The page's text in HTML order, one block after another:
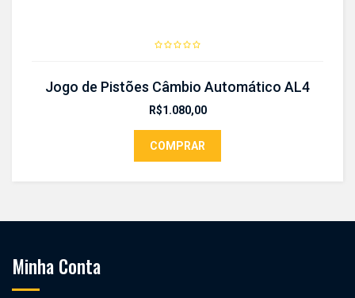
Jogo de Pistões Câmbio Automático AL4
R$1.080,00
COMPRAR
Minha Conta